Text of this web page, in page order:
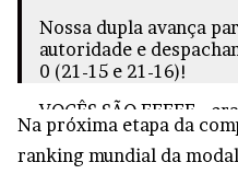
Nossa dupla avança
autoridade e
0 (21-15 e 21-16)!
VOCÊS SÃO FFFFF…
#JogosOlímpicos
pic.twitter.com/
Na próxima etapa da
ranking mundial da